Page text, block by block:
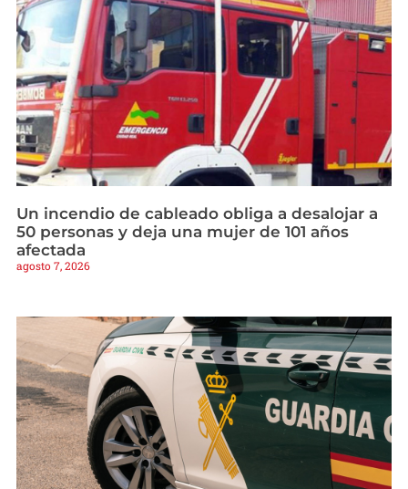
Un incendio de cableado obliga a desalojar a
50 personas y deja una mujer de 101 años
afectada
agosto 7, 2026